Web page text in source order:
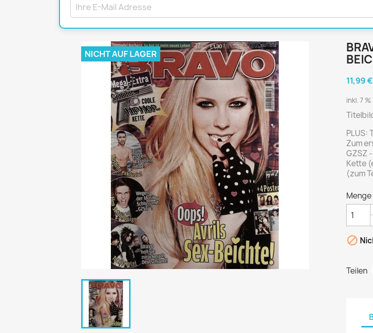
POP Rocky
Yam!
Shape
GESCHICHTE / POLITIK /
BOULEVARD
Bunte Illustrierte Zeitschrift
Cicero Zeitschrift
Das Magazin
Bravo Screenfun
NICHT AUF LAGER
11,99 €
inkl. 7
PLUS:
Zum
GZSZ
Kette
(zum
Menge

Teilen